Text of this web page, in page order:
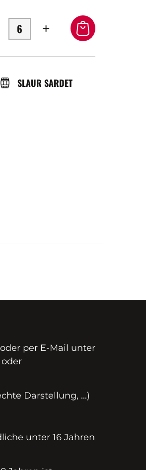
+
BRASSERIE
SLAUR SARDET
oder per E-Mail unter
Darstellung, ...)
unter 16 Jahren